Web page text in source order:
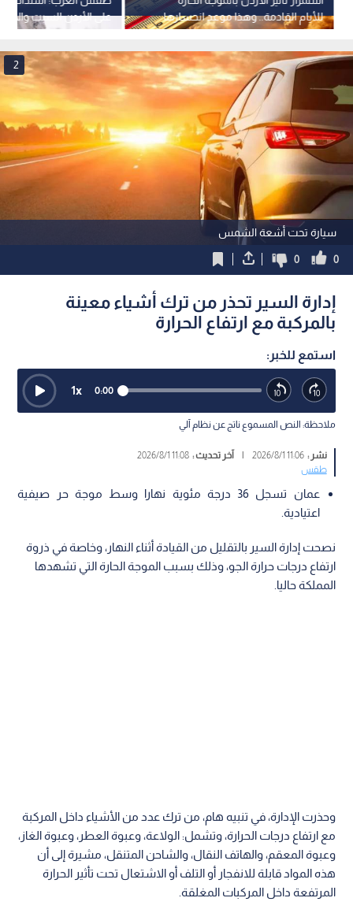
على الأردن السبت
للأيام القادمة.. وهذا موعد انحسارها
سيارة تحت أشعة الشمس
2
0
0
إدارة السير تحذر من ترك أشياء معينة
بالمركبة مع ارتفاع الحرارة
استمع للخبر:
0:00
1x
ملاحظة: النص المسموع ناتج عن نظام آلي
نشر :11:06 2026/8/1
| آخر تحديث :11:08 2026/8/1
طقس
عمان تسجل 36 درجة مئوية نهارا وسط موجة حر صيفية
اعتيادية.
نصحت إدارة السير بالتقليل من القيادة أثناء النهار، وخاصة في ذروة
ارتفاع درجات حرارة الجو، وذلك بسبب الموجة الحارة التي تشهدها
المملكة حاليا.
وحذرت الإدارة، في تنبيه هام، من ترك عدد من الأشياء داخل المركبة
مع ارتفاع درجات الحرارة، وتشمل: الولاعة، وعبوة العطر، وعبوة الغاز،
وعبوة المعقم، والهاتف النقال، والشاحن المتنقل، مشيرة إلى أن
هذه المواد قابلة للانفجار أو التلف أو الاشتعال تحت تأثير الحرارة
المرتفعة داخل المركبات المغلقة.